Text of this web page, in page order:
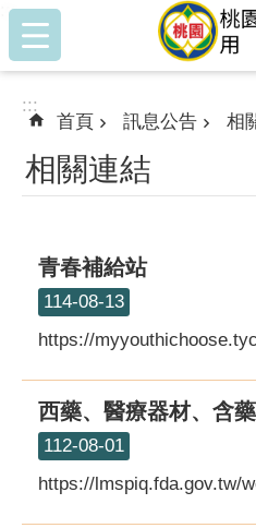
跳到主要內容區塊
:::
:::
首頁 訊息公告 相
相關連結
青春補給站
114-08-13
https://
西藥、醫療器材、含
112-08-01
https://lmspiq.fda.gov.tw/